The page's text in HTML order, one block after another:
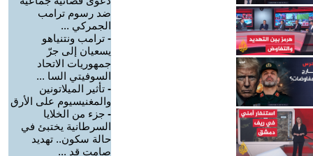
ضد رسوم ترامب
الجمركي ...
- ترامب ونتنياهو
يسعيان إلى جرّ
جمهوريات الاتحاد
السوفيتي السا ...
- تأثير الميلاتونين
والمغنيسيوم على الأرق
- جزء من الخلايا
السرطانية يختبئ في
حالة سكون.. تهديد
صامت قد ...